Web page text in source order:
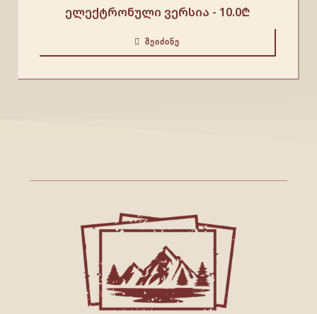
ელექტრონული ვერსია - 10.0₾
ᲨᲔᲘᲫᲘᲜᲔ